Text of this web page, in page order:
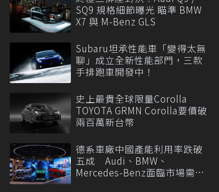
SQ9 規格細節曝光 瞄準 BMW
X7 與 M-Benz GLS
Subaru坦承性能車「變得太無
聊」成立全新性能部門，三款
手排跑車開發中！
史上最貴全球限量Corolla
TOYOTA GRMN Corolla要價破
兩百萬新台幣
德系車廠中國產能利用率跌破
五成 Audi、BMW、
Mercedes-Benz面臨市場需求